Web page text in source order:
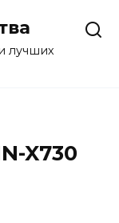
лучших
X730